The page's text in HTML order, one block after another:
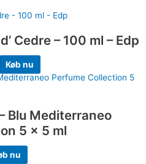
Cedre – 100 ml – Edp
Køb nu
Blu Mediterraneo
5 x 5 ml
nu